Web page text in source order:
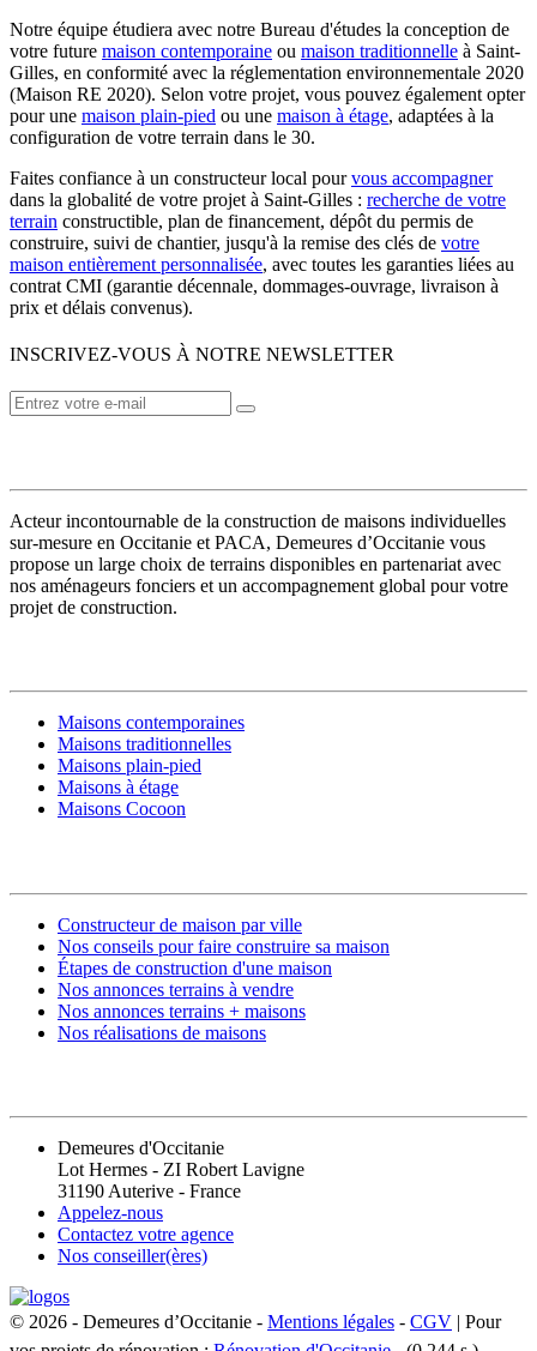
Notre équipe étudiera avec notre Bureau d'études la conception de
votre future maison contemporaine ou maison traditionnelle à Saint-
Gilles, en conformité avec la réglementation environnementale 2020
(Maison RE 2020). Selon votre projet, vous pouvez également opter
pour une maison plain-pied ou une maison à étage, adaptées à la
configuration de votre terrain dans le 30.
Faites confiance à un constructeur local pourvous accompagner
dans la globalité de votre projet à Saint-Gilles : recherche de votre
terrain constructible, plan de financement, dépôt du permis de
construire, suivi de chantier, jusqu'à la remise des clés de votre
maison entièrement personnalisée, avec toutes les garanties liées au
contrat CMI (garantie décennale, dommages-ouvrage, livraison à
prix et délais convenus).
INSCRIVEZ-VOUS À NOTRE NEWSLETTER
Acteur incontournable de la construction de maisons individuelles
sur-mesure en Occitanie et PACA, Demeures d’Occitanie vous
propose un large choix de terrains disponibles en partenariat avec
nos aménageurs fonciers et un accompagnement global pour votre
projet de construction.
Maisons contemporaines
Maisons traditionnelles
Maisons plain-pied
Maisons à étage
Maisons Cocoon
Constructeur de maison par ville
Nos conseils pour faire construire sa maison
Étapes de construction d'une maison
Nos annonces terrains à vendre
Nos annonces terrains + maisons
Nos réalisations de maisons
Demeures d'Occitanie
Lot Hermes - ZI Robert Lavigne
31190 Auterive - France
Appelez-nous
Contactez votre agence
Nos conseiller(ères)
© 2026 - Demeures d’Occitanie - Mentions légales - CGV | Pour